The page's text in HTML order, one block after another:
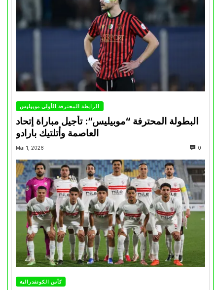
الرابطة المحترفة الأولى موبيليس
البطولة المحترفة “موبيليس”: تأجيل مباراة إتحاد
العاصمة وأتلتيك بارادو
Mai 1, 2026 0
كأس الكونفدرالية